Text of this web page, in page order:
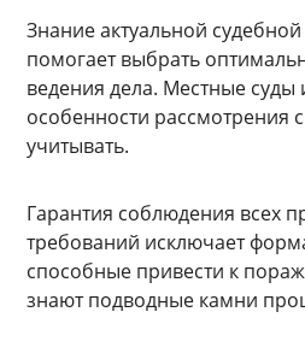
Знание актуальной
помогает выбрать
ведения дела. Местные суды
особенности рассмотрения
учитывать.
Гарантия соблюдения всех
требований исключает
способные привести к
знают подводные камни